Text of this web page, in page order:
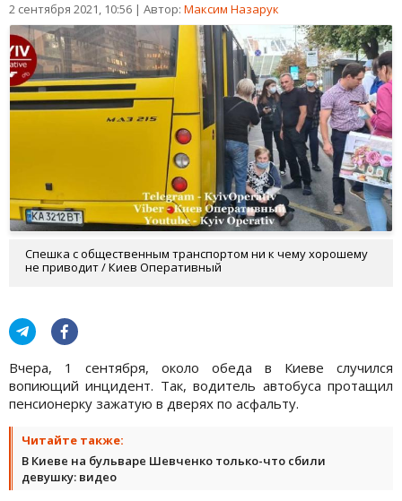
2 сентября 2021, 10:56 | Автор: Максим Назарук
Спешка с общественным транспортом ни к чему хорошему
не приводит / Киев Оперативный
Вчера, 1 сентября, около обеда в Киеве случился
вопиющий инцидент. Так, водитель автобуса протащил
пенсионерку зажатую в дверях по асфальту.
Читайте также:
В Киеве на бульваре Шевченко только-что сбили
девушку: видео